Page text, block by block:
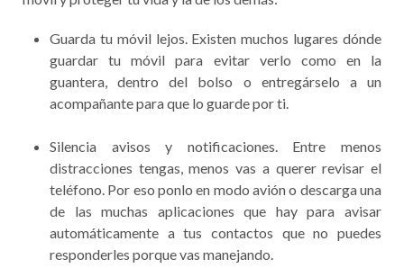
Guarda tu móvil lejos. Existen muchos lugares dónde
guardar tu móvil para evitar verlo como en la
guantera, dentro del bolso o entregárselo a un
acompañante para que lo guarde por ti.
Silencia avisos y notificaciones. Entre menos
distracciones tengas, menos vas a querer revisar el
teléfono. Por eso ponlo en modo avión o descarga una
de las muchas aplicaciones que hay para avisar
automáticamente a tus contactos que no puedes
responderles porque vas manejando.